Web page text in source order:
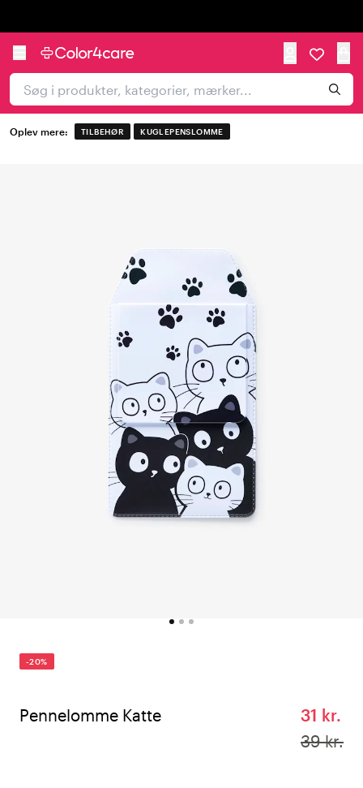
Oplev mere: TILBEHØR KUGLEPENSLOMME
-20%
Pennelomme Katte
31 kr.
39 kr.